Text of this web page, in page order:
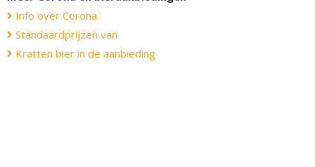
Info over Corona
Standaardprijzen van
Kratten bier in de aanbieding